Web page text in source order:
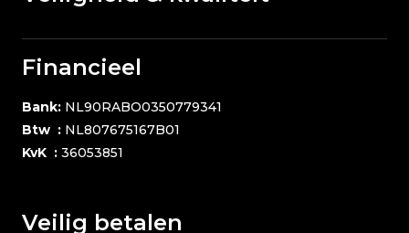
Financieel
Bank: NL90RABO0350779341
Btw : NL807675167B01
KvK : 36053851
Veilig betalen